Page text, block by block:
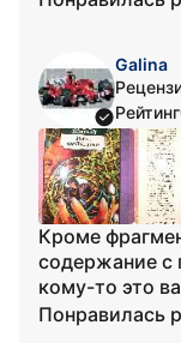
Galina
Рейтинг
Кроме
содержание с
кому-то это
Понравилась